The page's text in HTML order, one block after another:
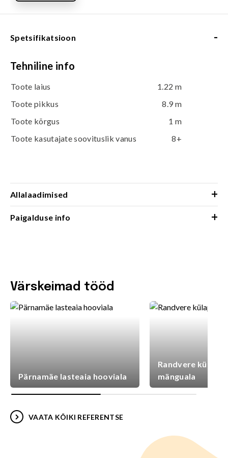
Spetsifikatsioon -
Tehniline info
Toote laius
1.22 m
Toote pikkus
8.9 m
Toote kõrgus
1 m
Toote kasutajate soovituslik vanus
8+
Allalaadimised +
Paigalduse info +
Värskeimad tööd
Pärnamäe lasteaia hooviala
Randvere
mänguala
VAATA KÕIKI REFERENTSE